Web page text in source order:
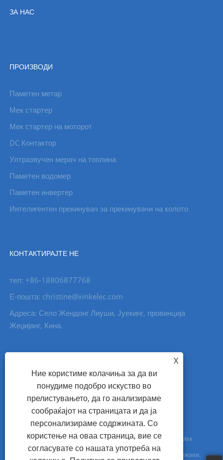
ЗА НАС
ПРОИЗВОДИ
Паметен метар
Мек стартер
Мек стартер на моторот
DC Контактор
Ултразвучен мерач на топлина
Паметен водомер
Паметен инвертер
Интелигентен прекинувач за прекинувачи на колото
КОНТАКТИРАЈТЕ НЕ
тел: +86-18806877768
Е-пошта: christine@xinkelec.com
Адреса: Село Жендонг Лиуши, Јуекинг, провинција
Жеџијанг, Кина.
Авторски права © 2023 Wenzhou Xinkong Imp&exp Co., Ltd. - Мек
стартер, водомер, ултразвучен водомер - Сите права се задржани.
X
Ние користиме колачиња за да ви
понудиме подобро искуство во
прелистувањето, да го анализираме
сообраќајот на страницата и да ја
персонализираме содржината. Со
користење на оваа страница, вие се
согласувате со нашата употреба на